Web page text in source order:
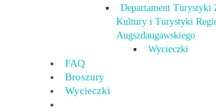
Departament Turystyki
Kultury i Turystyki
Augszdaugawskiego
Wycieczki
FAQ
Broszury
Wycieczki